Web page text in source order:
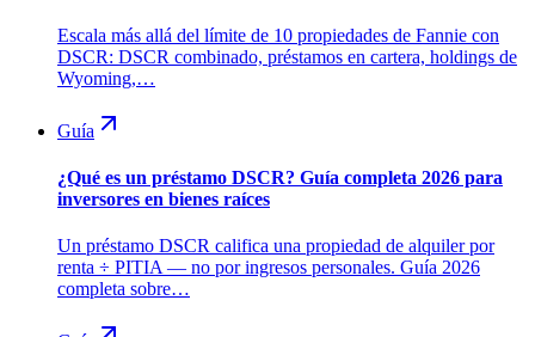
Escala más allá del límite de 10 propiedades de Fannie con
DSCR: DSCR combinado, préstamos en cartera, holdings de
Wyoming,…
Guía
¿Qué es un préstamo DSCR? Guía completa 2026 para
inversores en bienes raíces
Un préstamo DSCR califica una propiedad de alquiler por
renta ÷ PITIA — no por ingresos personales. Guía 2026
completa sobre…